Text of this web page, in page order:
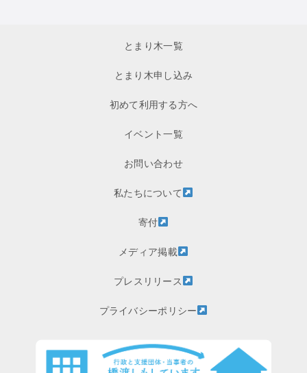
とまり木一覧
とまり木申し込み
初めて利用する方へ
イベント一覧
お問い合わせ
私たちについて
寄付
メディア掲載
プレスリリース
プライバシーポリシー